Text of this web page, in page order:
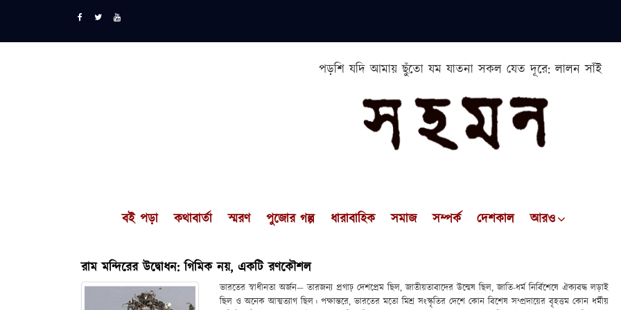
পড়শি যদি আমায় ছুঁতো যম যাতনা সকল যেত দূরে: লালন সাঁই
বই পড়া কথাবার্তা স্মরণ পুজোর গল্প ধারাবাহিক সমাজ সম্পর্ক দেশকাল আরও
রাম মন্দিরের উদ্বোধন: গিমিক নয়, একটি রণকৌশল
ভারতের স্বাধীনতা অর্জন— তারজন্য প্রগাঢ় দেশপ্রেম ছিল, জাতীয়তাবাদের উন্মেষ ছিল, জাতি-ধর্ম নির্বিশেষে ঐক্যবদ্ধ লড়াই
ছিল ও অনেক আত্মত্যাগ ছিল। পক্ষান্তরে, ভারতের মতো মিশ্র সংস্কৃতির দেশে কোন বিশেষ সম্প্রদায়ের বৃহত্তম কোন ধর্মীয়